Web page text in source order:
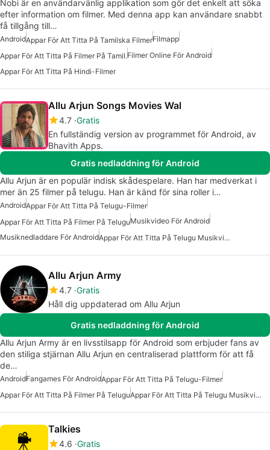
Nobi är en användarvänlig applikation som gör det enkelt att söka
efter information om filmer. Med denna app kan användare snabbt
få tillgång till…
AndroidAppar För Att Titta På Tamilska FilmerFilmapp
Appar För Att Titta På Filmer På Tamil.Filmer Online För Android
Appar För Att Titta På Hindi-Filmer
Allu Arjun Songs Movies Wal
4.7 Gratis
En fullständig version av programmet för Android, av
Bhavith Apps.
Gratis nedladdning för Android
Allu Arjun är en populär indisk skådespelare. Han har medverkat i
mer än 25 filmer på telugu. Han är känd för sina roller i…
AndroidAppar För Att Titta På Telugu-Filmer
Appar För Att Titta På Filmer På TeluguMusikvideo För Android
Musiknedladdare För Android
Appar För Att Titta På Telugu Musikvideor
Allu Arjun Army
4.7 Gratis
Håll dig uppdaterad om Allu Arjun
Gratis nedladdning för Android
Allu Arjun Army är en livsstilsapp för Android som erbjuder fans av
den stiliga stjärnan Allu Arjun en centraliserad plattform för att få
de…
AndroidFangames För AndroidAppar För Att Titta På Telugu-Filmer
Appar För Att Titta På Filmer På Telugu
Appar För Att Titta På Telugu Musikvideor
Talkies
4.6 Gratis